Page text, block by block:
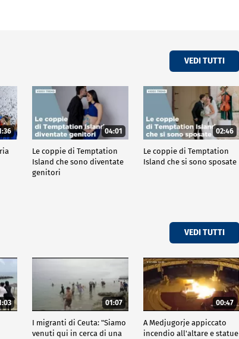
VEDI TUTTI
04:01
Le coppie di Temptation
Island che sono diventate
genitori
02:46
Le coppie di Temptation
Island che si sono sposate
VEDI TUTTI
01:07
I migranti di Ceuta: "Siamo
venuti qui in cerca di una
00:47
A Medjugorje appiccato
incendio all'altare e statue